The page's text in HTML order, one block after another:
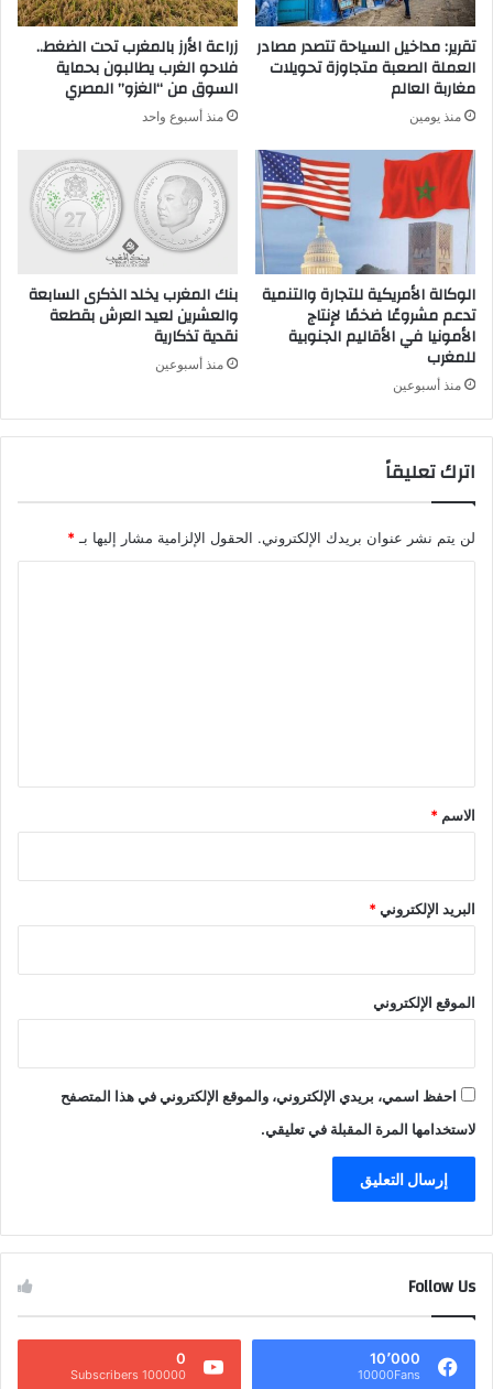
تقرير: مداخيل السياحة تتصدر مصادر
العملة الصعبة متجاوزة تحويلات
مغاربة العالم
منذ يومين
زراعة الأرز بالمغرب تحت الضغط..
فلاحو الغرب يطالبون بحماية
السوق من “الغزو” المصري
منذ أسبوع واحد
الوكالة الأمريكية للتجارة والتنمية
تدعم مشروعًا ضخمًا لإنتاج
الأمونيا في الأقاليم الجنوبية
للمغرب
منذ أسبوعين
بنك المغرب يخلد الذكرى السابعة
والعشرين لعيد العرش بقطعة
نقدية تذكارية
منذ أسبوعين
اترك تعليقاً
لن يتم نشر عنوان بريدك الإلكتروني. الحقول الإلزامية مشار إليها بـ *
*
الاسم *
البريد الإلكتروني*
الموقع الإلكتروني
احفظ اسمي، بريدي الإلكتروني، والموقع الإلكتروني في هذا المتصفح
لاستخدامها المرة المقبلة في تعليقي.
Follow Us
10٬000
10000Fans
0
100000 Subscribers